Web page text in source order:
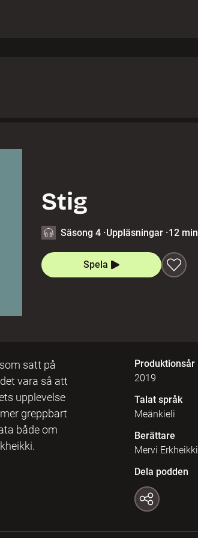
Stig
Säsong 4 ·Uppläsningar ·12 min
Spela
satt på
vara så att
upplevelse
greppbart
både om
Produktionsår
2019
Talat språk
Meänkieli
Berättare
Mervi Erkheikki
Dela podden